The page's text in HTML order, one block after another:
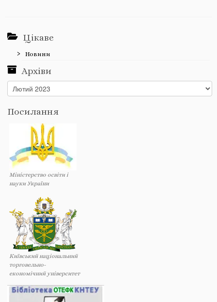
Цікаве
Новини
Архіви
Архіви
Посилання
Міністерство освіти і
науки України
Київський національний
торговельно-
економічний університет